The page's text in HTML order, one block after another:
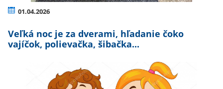
01.04.2026
Veľká noc je za dverami, hľadanie čoko
vajíčok, polievačka, šibačka...